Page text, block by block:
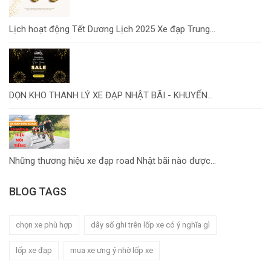
Lịch hoạt động Tết Dương Lịch 2025 Xe đạp Trung...
DỌN KHO THANH LÝ XE ĐẠP NHẬT BÃI - KHUYẾN...
Những thương hiệu xe đạp road Nhật bãi nào được...
BLOG TAGS
chọn xe phù hợp dãy số ghi trên lốp xe có ý nghĩa gì
lốp xe đạp mua xe ưng ý nhờ lốp xe